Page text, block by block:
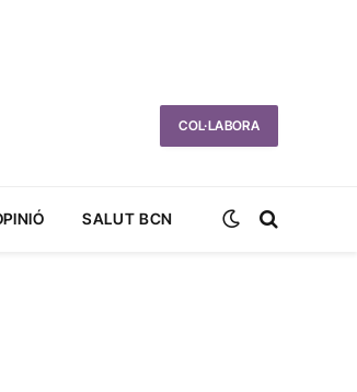
COL·LABORA
SALUT BCN